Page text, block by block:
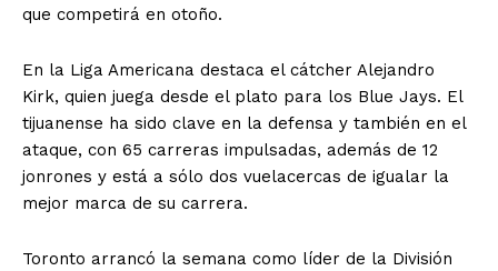
que competirá en otoño.
En la Liga Americana destaca el cátcher Alejandro
Kirk, quien juega desde el plato para los Blue Jays. El
tijuanense ha sido clave en la defensa y también en el
ataque, con 65 carreras impulsadas, además de 12
jonrones y está a sólo dos vuelacercas de igualar la
mejor marca de su carrera.
Toronto arrancó la semana como líder de la División